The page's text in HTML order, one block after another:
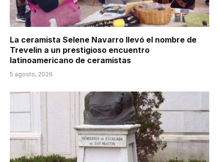
La ceramista Selene Navarro llevó el nombre de
Trevelin a un prestigioso encuentro
latinoamericano de ceramistas
5 agosto, 2026